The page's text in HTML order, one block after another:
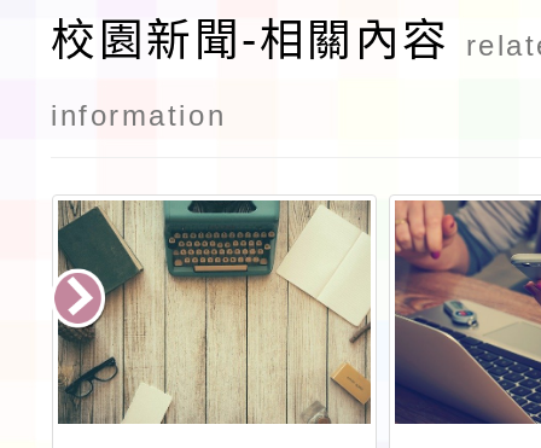
校園新聞-相關內容
information